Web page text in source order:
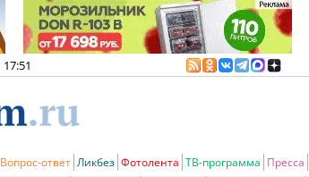
17:51
Вопрос-ответ Ликбез Фотолента ТВ-программа Пресса